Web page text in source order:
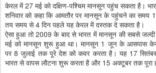
केरल में 27 मई को दक्षिण-पश्चिम मानसून पहुंच सकता है।
शनिवार को कहा कि आमतौर पर मानसून के पहुंचने का समय
तय समय से 4 दिन पहले यह केरल में दस्तक दे सकता है।
ऐसा हुआ तो 2009 के बाद से भारत में मानसून की सबसे जल्दी
मई को मानसून शुरू हुआ था। मानसून 1 जून के आसपास
पर 8 जुलाई तक पूरे देश को कवर करता है। यह 17
भारत से वापस लौटना शुरू करता है और 15 अक्टूबर तक पूरा